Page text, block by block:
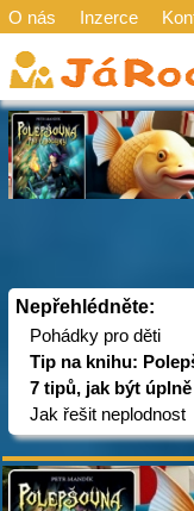
O nás Inzerce
Nepřehlédněte:
Pohádky pro děti
Tip na knihu:
7 tipů, jak být
Jak řešit neplodnost